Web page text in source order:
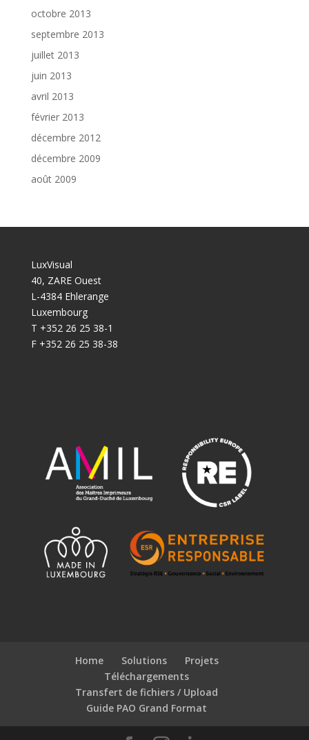
octobre 2013
septembre 2013
juillet 2013
juin 2013
avril 2013
février 2013
décembre 2012
décembre 2009
août 2009
LuxVisual
40, ZARE Ouest
L-4384 Ehlerange
Luxembourg
T +352 26 25 38-1
F +352 26 25 38-38
Home Solutions
Projets
Téléchargements
Transfert de fichiers / Upload
Guide PAO Grand Format